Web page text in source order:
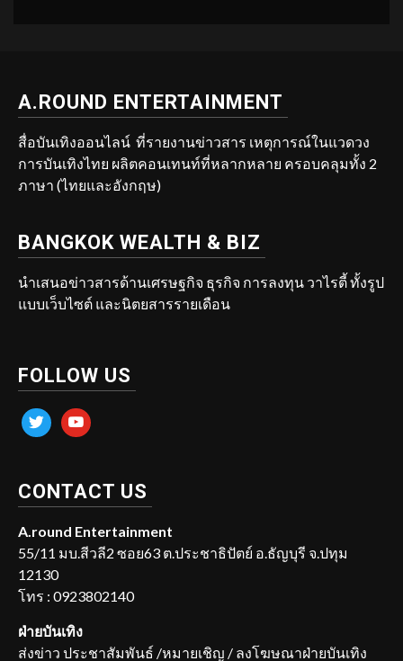
A.ROUND ENTERTAINMENT
สื่อบันเทิงออนไลน์ ที่รายงานข่าวสาร เหตุการณ์ในแวดวง
การบันเทิงไทย ผลิตคอนเทนท์ที่หลากหลาย ครอบคลุมทั้ง 2
ภาษา (ไทยและอังกฤษ)
BANGKOK WEALTH & BIZ
นำเสนอข่าวสารด้านเศรษฐกิจ ธุรกิจ การลงทุน วาไรตี้ ทั้งรูป
แบบเว็บไซต์ และนิตยสารรายเดือน
FOLLOW US
twitter youtube
CONTACT US
A.round Entertainment
55/11 มบ.สีวลี2 ซอย63 ต.ประชาธิปัตย์ อ.ธัญบุรี จ.ปทุม
12130
โทร : 0923802140
ฝ่ายบันเทิง
ส่งข่าว ประชาสัมพันธ์ /หมายเชิญ / ลงโฆษณาฝ่ายบันเทิง